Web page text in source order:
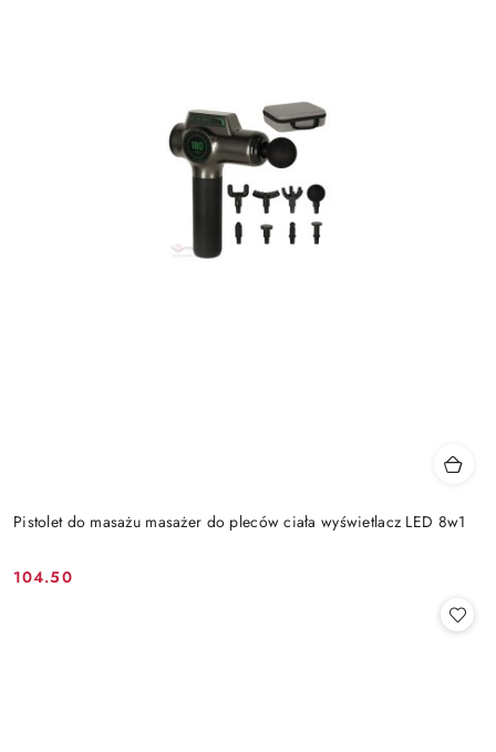
Pistolet do masażu masażer do pleców ciała wyświetlacz LED 8w1
Cena:
104.50